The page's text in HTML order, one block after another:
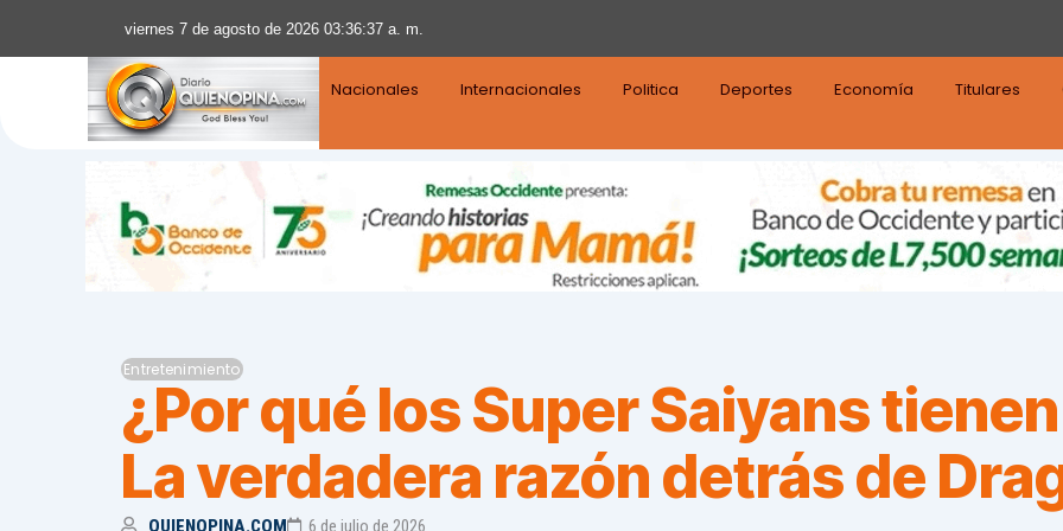
viernes 7 de agosto de 2026 03:36:38 a. m.
Nacionales Internacionales Politica Deportes Economía Titulares
Entretenimiento
¿Por qué los Super Saiyans
La verdadera razón detrás de
QUIENOPINA.COM 6 de julio de 2026